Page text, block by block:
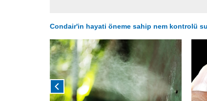
Condair'in hayati öneme sahip nem kontrolü